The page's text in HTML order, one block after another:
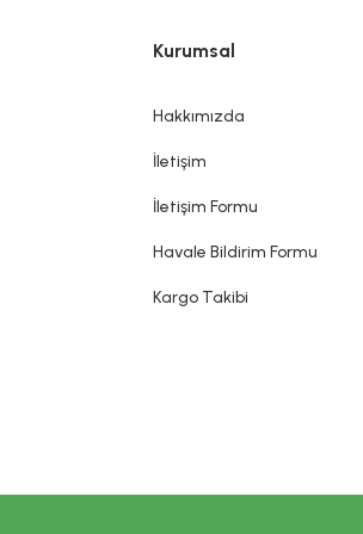
kıllar, saçlar, dudaklar ve dış genital
hastalığı tedavi ettiği, tedavisine yardımcı
edilemez. Sitemizde belirtilen açıklamalar,
gerçekleşeceği ya da yan etkileri
Kurumsal
Hakkımızda
İletişim
İletişim Formu
Havale Bildirim Formu
Kargo Takibi